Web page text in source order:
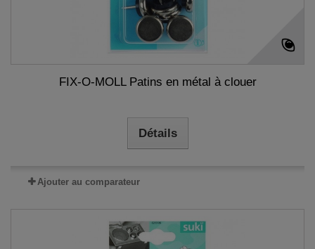
FIX-O-MOLL Patins en métal à clouer
Détails
Ajouter au comparateur